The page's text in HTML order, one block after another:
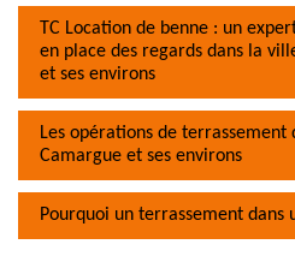
TC Location de benne : un
en place des regards dans la
et ses environs
Les opérations de terrassement
Camargue et ses environs
Pourquoi un terrassement dans